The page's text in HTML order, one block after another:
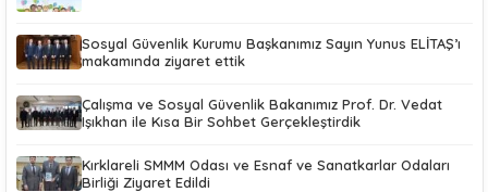
Sosyal Güvenlik Kurumu Başkanımız Sayın Yunus ELİTAŞ’ı
makamında ziyaret ettik
Çalışma ve Sosyal Güvenlik Bakanımız Prof. Dr. Vedat
Işıkhan ile Kısa Bir Sohbet Gerçekleştirdik
Kırklareli SMMM Odası ve Esnaf ve Sanatkarlar Odaları
Birliği Ziyaret Edildi